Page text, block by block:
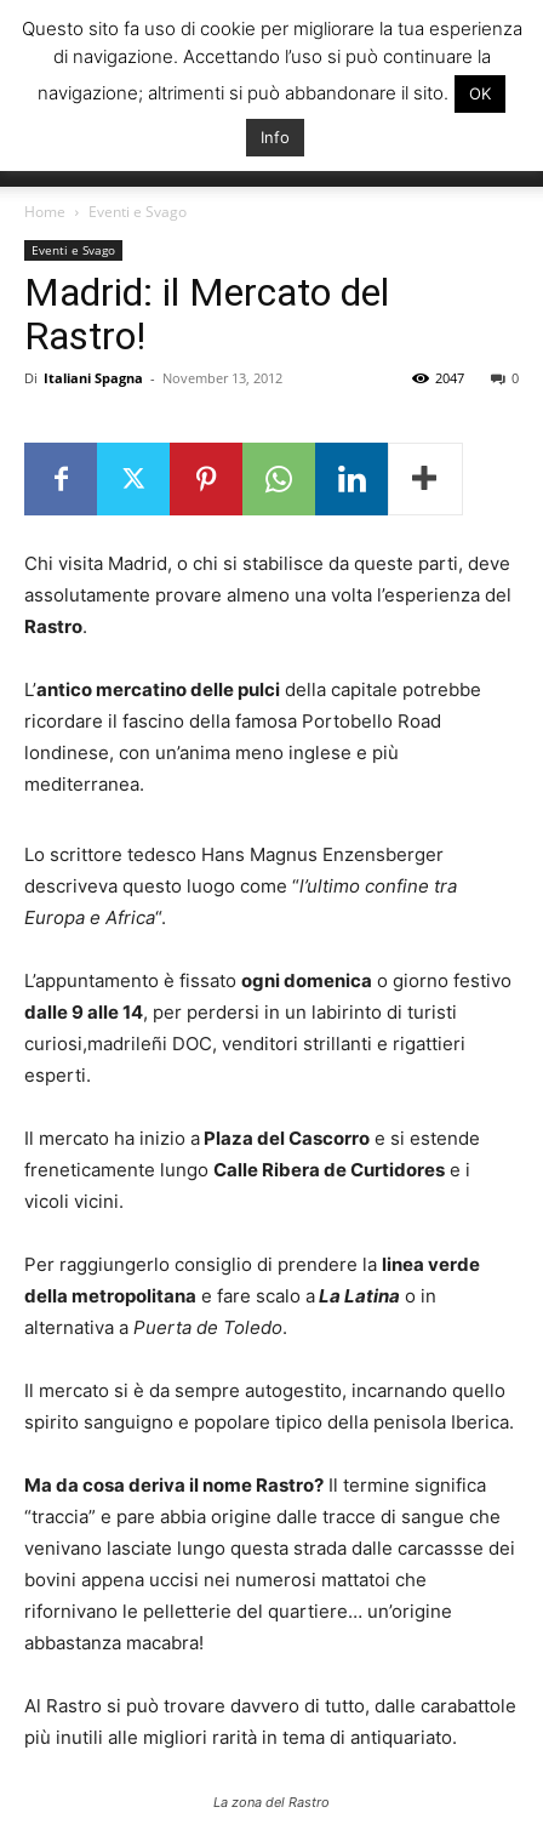
Italiani
Spagna
Home Eventi e Svago
Eventi e Svago
Madrid: il Mercato del
Rastro!
Di Italiani Spagna - November 13, 2012 0
2047
Chi visita Madrid, o chi si stabilisce da queste parti, deve
assolutamente provare almeno una volta l’esperienza del
Rastro.
L’antico mercatino delle pulci della capitale potrebbe
ricordare il fascino della famosa Portobello Road
londinese, con un’anima meno inglese e più
mediterranea.
Lo scrittore tedesco Hans Magnus Enzensberger
descriveva questo luogo come “l’ultimo confine tra
Europa e Africa“.
L’appuntamento è fissato ogni domenica o giorno festivo
dalle 9 alle 14, per perdersi in un labirinto di turisti
curiosi,madrileñi DOC, venditori strillanti e rigattieri
esperti.
Il mercato ha inizio a Plaza del Cascorro e si estende
freneticamente lungo Calle Ribera de Curtidores e i
vicoli vicini.
Per raggiungerlo consiglio di prendere la linea verde
della metropolitana e fare scalo aLa Latina o in
alternativa a Puerta de Toledo.
Il mercato si è da sempre autogestito, incarnando quello
spirito sanguigno e popolare tipico della penisola Iberica.
Ma da cosa deriva il nome Rastro? Il termine significa
“traccia” e pare abbia origine dalle tracce di sangue che
venivano lasciate lungo questa strada dalle carcassse dei
bovini appena uccisi nei numerosi mattatoi che
rifornivano le pelletterie del quartiere… un’origine
abbastanza macabra!
Al Rastro si può trovare davvero di tutto, dalle carabattole
più inutili alle migliori rarità in tema di antiquariato.
La zona del Rastro
Questo sito fa uso di cookie per migliorare la tua esperienza
di navigazione. Accettando l’uso si può continuare la
navigazione; altrimenti si può abbandonare il sito.
OK
Info